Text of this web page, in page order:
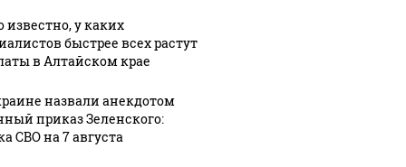
известно, у каких
быстрее всех растут
в Алтайском крае
назвали анекдотом
приказ Зеленского:
СВО на 7 августа